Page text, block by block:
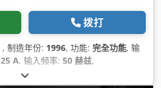
拨打
, 制造年份: 1996, 功能: 完全功能, 输
25 A, 输入频率: 50 赫兹,